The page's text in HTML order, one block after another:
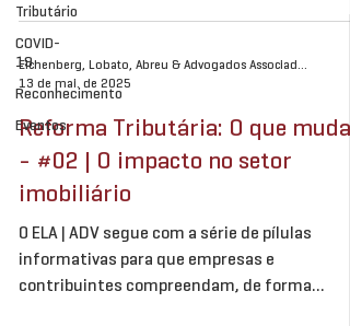
Tributário
COVID-
19
Reconhecimento
Eventos
Eichenberg, Lobato, Abreu & Advogados Associados
13 de mai. de 2025
Reforma Tributária: O que muda?
- #02 | O impacto no setor
imobiliário
O ELA | ADV segue com a série de pílulas
informativas para que empresas e
contribuintes compreendam, de forma